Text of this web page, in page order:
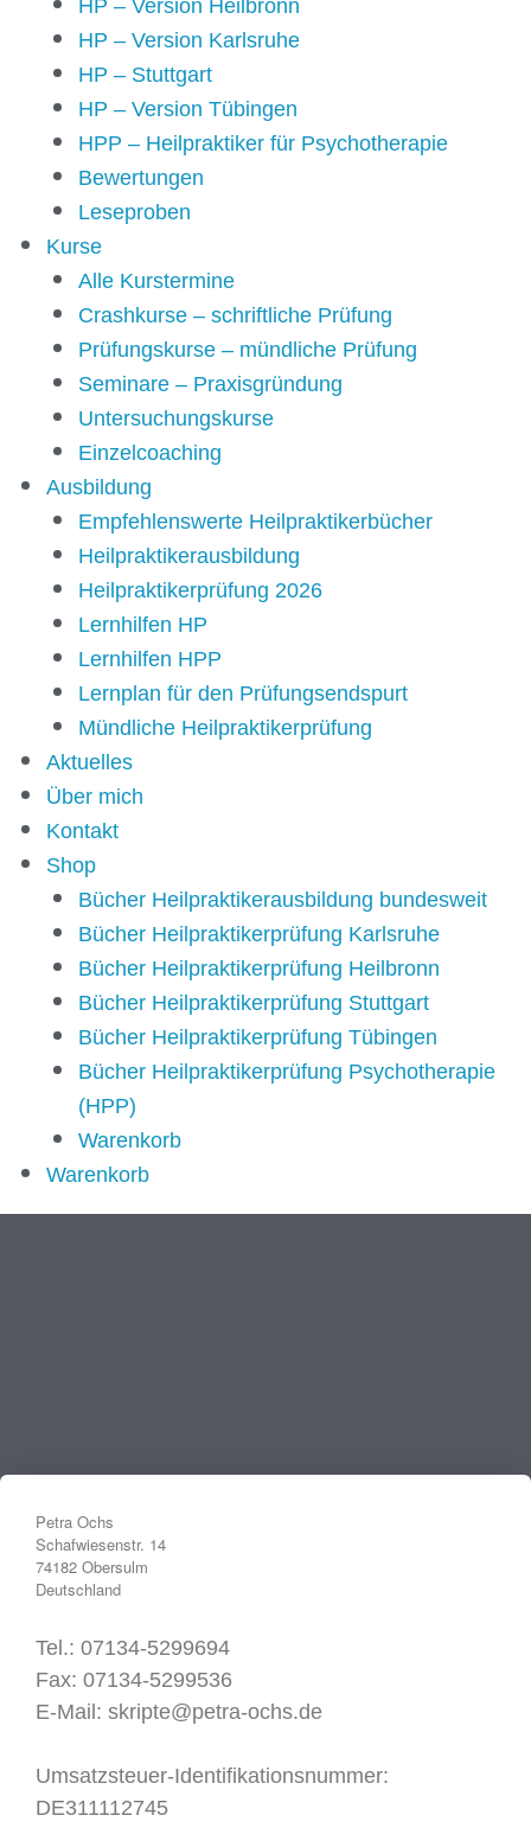
HP – Version Heilbronn
HP – Version Karlsruhe
HP – Stuttgart
HP – Version Tübingen
HPP – Heilpraktiker für Psychotherapie
Bewertungen
Leseproben
Kurse
Alle Kurstermine
Crashkurse – schriftliche Prüfung
Prüfungskurse – mündliche Prüfung
Seminare – Praxisgründung
Untersuchungskurse
Einzelcoaching
Ausbildung
Empfehlenswerte Heilpraktikerbücher
Heilpraktikerausbildung
Heilpraktikerprüfung 2026
Lernhilfen HP
Lernhilfen HPP
Lernplan für den Prüfungsendspurt
Mündliche Heilpraktikerprüfung
Aktuelles
Über mich
Kontakt
Shop
Bücher Heilpraktikerausbildung bundesweit
Bücher Heilpraktikerprüfung Karlsruhe
Bücher Heilpraktikerprüfung Heilbronn
Bücher Heilpraktikerprüfung Stuttgart
Bücher Heilpraktikerprüfung Tübingen
Bücher Heilpraktikerprüfung Psychotherapie
(HPP)
Warenkorb
Warenkorb
Petra Ochs
Schafwiesenstr. 14
74182 Obersulm
Deutschland
Tel.: 07134-5299694
Fax: 07134-5299536
E-Mail: skripte@petra-ochs.de
Umsatzsteuer-Identifikationsnummer:
DE311112745